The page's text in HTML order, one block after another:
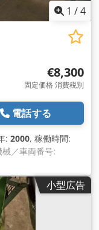
1 /4
€8,300
固定価格 消費税別
電話する
: 2000, 稼働時間:
械／車両番号:
小型広告